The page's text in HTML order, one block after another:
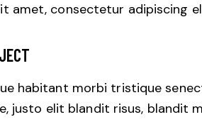
amet, consectetur adipiscing
habitant morbi tristique
justo elit blandit risus, blandit